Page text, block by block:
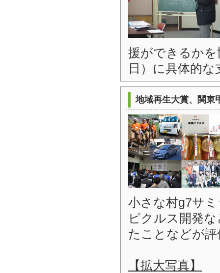
援ができるか
日）に具体的
地域再生大賞、関東
小さな村g7サ
ピクルス開発
たことなどが
【拡大写真】